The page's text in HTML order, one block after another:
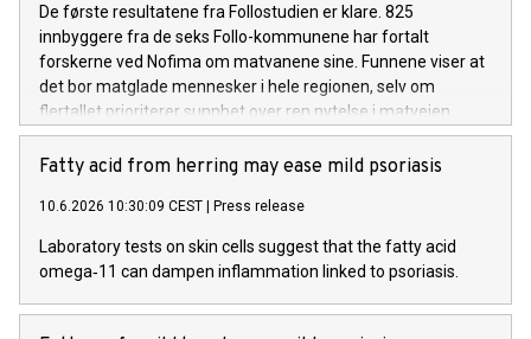
De første resultatene fra Follostudien er klare. 825
innbyggere fra de seks Follo-kommunene har fortalt
forskerne ved Nofima om matvanene sine. Funnene viser at
det bor matglade mennesker i hele regionen, selv om
flertallet prioriterer sunnhet over ren nytelse i matveien.
Fatty acid from herring may ease mild psoriasis
10.6.2026 10:30:09 CEST | Press release
Laboratory tests on skin cells suggest that the fatty acid
omega‑11 can dampen inflammation linked to psoriasis.